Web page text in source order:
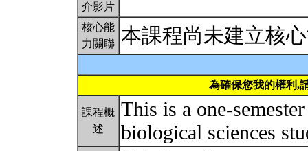
介影片
核心能
力關聯 本課程尚未建立核
為確保您我的權利,
課程概
述
This is a one-
biological sciences